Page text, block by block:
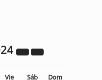
Vie Sáb Dom